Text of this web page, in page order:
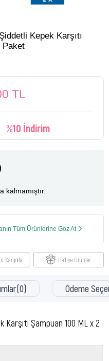
Kepek Karşıtı
Paket
TL
%10 İndirim
kalmamıştır.
Tüm Ürünlerine Göz At
Kargoda Hediye Ürünler
(0) Ödeme
Karşıtı Şampuan 100 ML x 2